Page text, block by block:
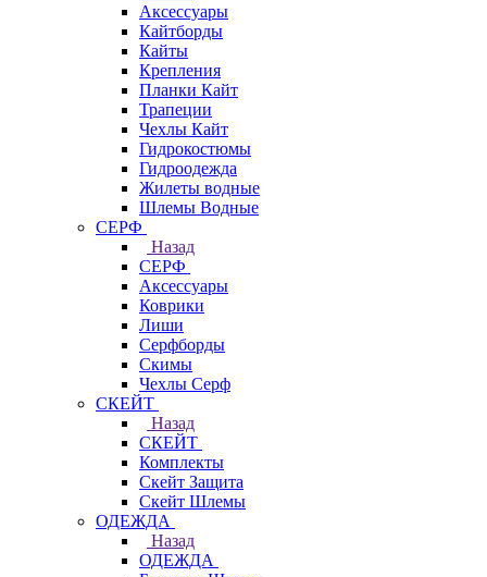
Аксессуары
Кайтборды
Кайты
Крепления
Планки Кайт
Трапеции
Чехлы Кайт
Гидрокостюмы
Гидроодежда
Жилеты водные
Шлемы Водные
СЕРФ
Назад
СЕРФ
Аксессуары
Коврики
Лиши
Серфборды
Скимы
Чехлы Cерф
СКЕЙТ
Назад
СКЕЙТ
Комплекты
Скейт Защита
Скейт Шлемы
ОДЕЖДА
Назад
ОДЕЖДА